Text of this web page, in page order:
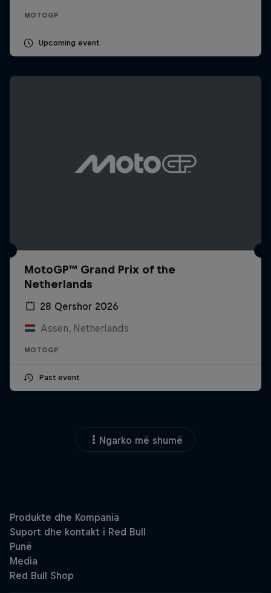
MOTOGP
Upcoming event
MotoGP™ Grand Prix of the
Netherlands
28 Qershor 2026
Assen, Netherlands
MOTOGP
Past event
Ngarko më shumë